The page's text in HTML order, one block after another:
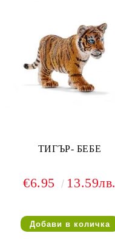
ТИГЪР- БЕБЕ
€6.95 13.59лв.